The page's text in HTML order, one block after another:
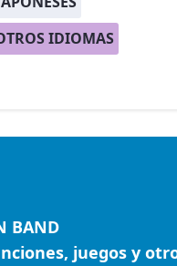
IDIOMAS
BAND
juegos y